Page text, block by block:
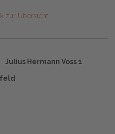
zur Übersicht
Julius Hermann Voss 1